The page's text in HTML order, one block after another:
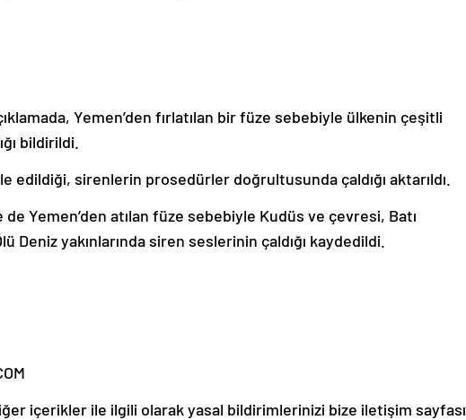
Yemen’den fırlatılan bir füze sebebiyle ülkenin çeşitli
bildirildi.
edildiği, sirenlerin prosedürler doğrultusunda çaldığı aktarıldı.
Yemen’den atılan füze sebebiyle Kudüs ve çevresi, Batı
Deniz yakınlarında siren seslerinin çaldığı kaydedildi.
içerikler ile ilgili olarak yasal bildirimlerinizi bize iletişim sayfası